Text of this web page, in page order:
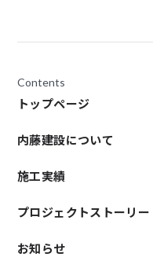
Contents
トップページ
内藤建設について
施工実績
プロジェクトストーリー
お知らせ